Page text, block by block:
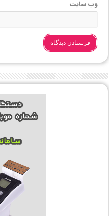
وب‌ سایت